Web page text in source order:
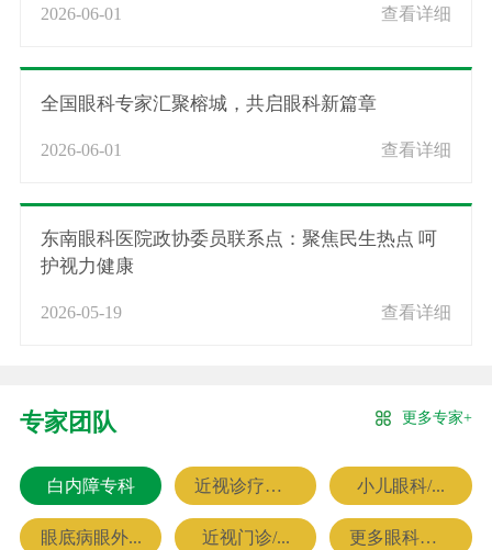
2026-06-01 查看详细
全国眼科专家汇聚榕城，共启眼科新篇章
2026-06-01 查看详细
东南眼科医院政协委员联系点：聚焦民生热点 呵
护视力健康
2026-05-19 查看详细
专家团队 更多专家+
白内障专科 近视诊疗专科 小儿眼科/...
眼底病眼外... 近视门诊/... 更多眼科专家